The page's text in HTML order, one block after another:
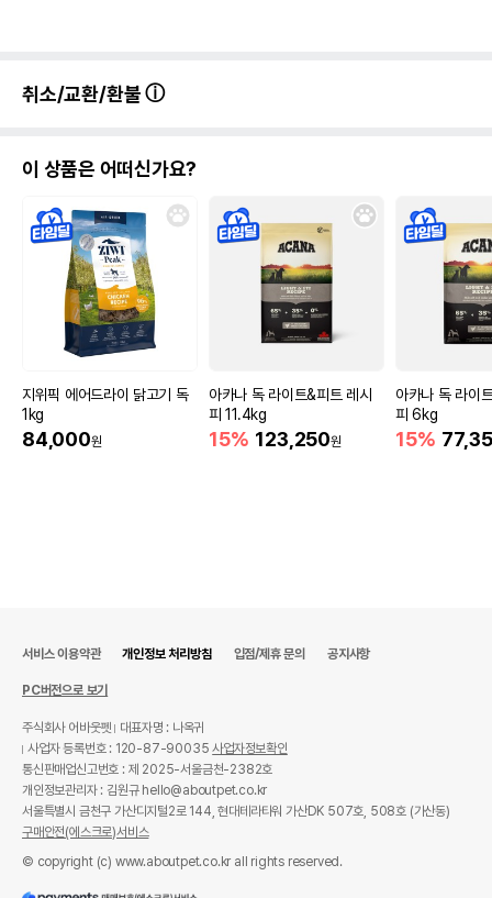
취소/교환/환불
이 상품은 어떠신가요?
지위픽 에어드라이 닭고기 독
1kg
84,000원
아카나 독 라이트&피트 레시
피 11.4kg
15% 123,250원
아카나 독 라이
피 6kg
15%
서비스 이용약관 개인정보 처리방침 입점/제휴 문의 공지사항
PC버전으로 보기
주식회사 어바웃펫
대표자명 : 나옥귀
사업자 등록번호 : 120-87-90035사업자정보확인
통신판매업신고번호 : 제 2025-서울금천-2382호
개인정보관리자 : 김원규 hello@aboutpet.co.kr
서울특별시 금천구 가산디지털2로 144, 현대테라타워 가산DK 507호, 508호 (가산동)
구매안전(에스크로)서비스
© copyright (c) www.aboutpet.co.kr all rights reserved.